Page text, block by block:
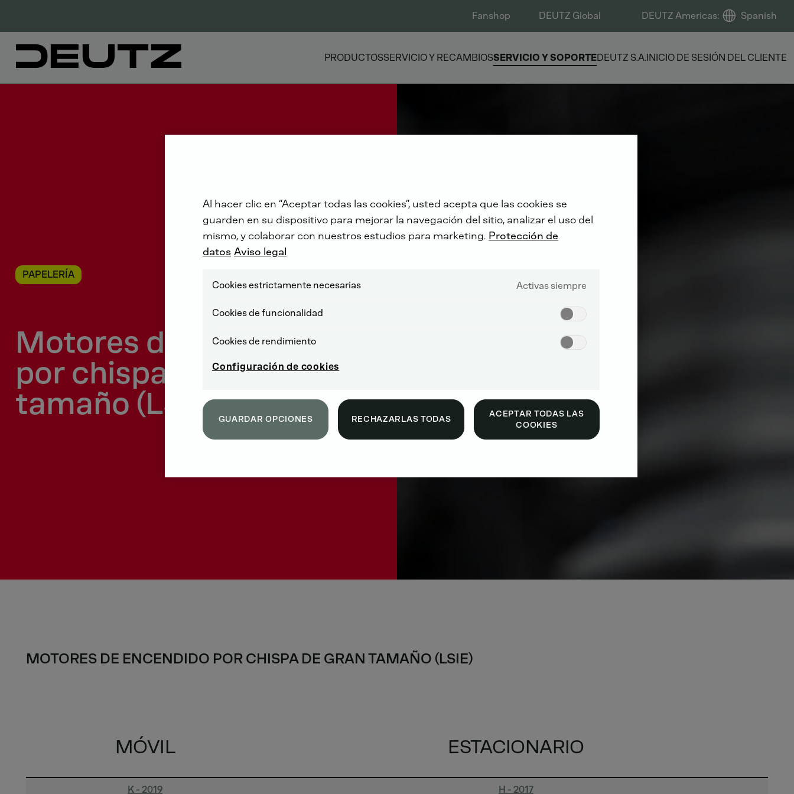
Fanshop DEUTZ Global DEUTZ Americas: Spanish
PRODUCTOSSERVICIO Y RECAMBIOSSERVICIO Y SOPORTEDEUTZ S.A.INICIO DE SESIÓN DEL CLIENTE
PAPELERÍA
Motores de encendido
por chispa de gran
tamaño (LSIE)
MOTORES DE ENCENDIDO POR CHISPA DE GRAN TAMAÑO (LSIE)
MÓVIL ESTACIONARIO
K - 2019 H - 2017
Al hacer clic en “Aceptar todas las cookies”, usted acepta que las cookies se
guarden en su dispositivo para mejorar la navegación del sitio, analizar el uso del
mismo, y colaborar con nuestros estudios para marketing. Protección de
datos Aviso legal
Cookies estrictamente necesarias Activas siempre
Cookies de funcionalidad
Cookies de rendimiento
Configuración de cookies
GUARDAR OPCIONES RECHAZARLAS TODAS
ACEPTAR TODAS LAS
COOKIES